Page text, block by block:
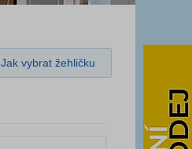
Jak vybrat žehličku